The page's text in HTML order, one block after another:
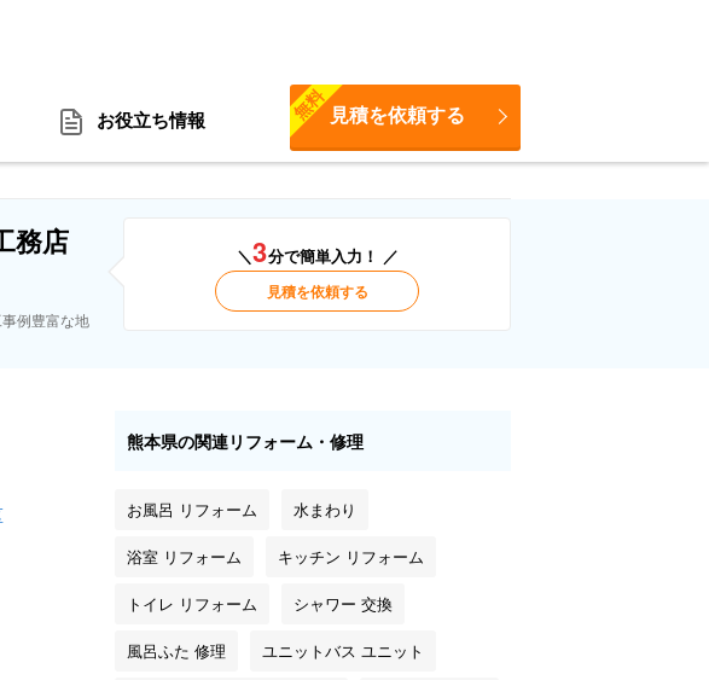
お役立ち情報 見積を依頼する
無料
務店
例豊富な地
＼3分で簡単入力！ ／
見積を依頼する
熊本県の関連リフォーム・修理
お風呂 リフォーム 水まわり
浴室 リフォーム キッチン リフォーム
トイレ リフォーム シャワー 交換
風呂ふた 修理 ユニットバス ユニット